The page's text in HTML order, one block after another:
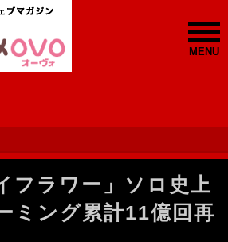
MENU
フラワー」ソロ史上
ミング累計11億回再